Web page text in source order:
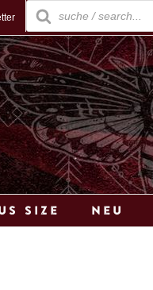
Products
search
Size Neu